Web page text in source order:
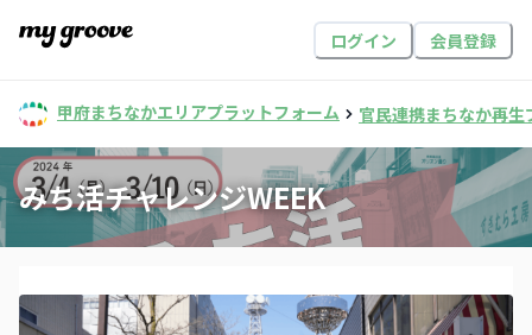
ログイン 会員登録
甲府まちなかエリアプラットフォーム 官民連携まちなか再生
みち活チャレンジWEEK